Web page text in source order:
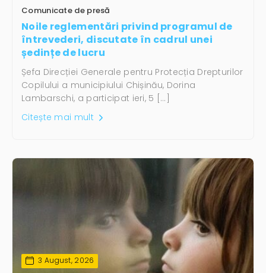
Comunicate de presă
Noile reglementări privind programul de
întrevederi, discutate în cadrul unei
ședințe de lucru
Șefa Direcției Generale pentru Protecția Drepturilor
Copilului a municipiului Chișinău, Dorina
Lambarschi, a participat ieri, 5 […]
Citește mai mult
3 August, 2026